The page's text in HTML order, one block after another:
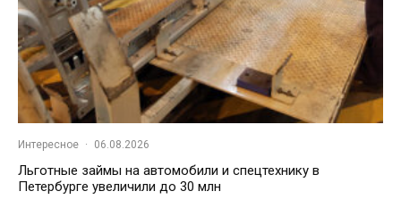
Интересное · 06.08.2026
Льготные займы на автомобили и спецтехнику в
Петербурге увеличили до 30 млн